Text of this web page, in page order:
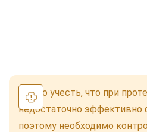
Важно учесть, что при
недостаточно эффективно
поэтому необходимо